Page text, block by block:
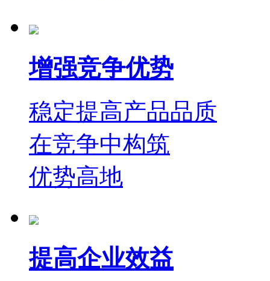
增强竞争优势
稳定提高产品品质
在竞争中构筑
优势高地
提高企业效益